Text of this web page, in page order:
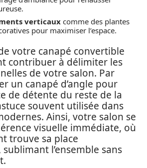
verticaux comme des plantes
pour maximiser l’espace.
votre canapé convertible
contribuer à délimiter les
de votre salon. Par
un canapé d’angle pour
de détente du reste de la
souvent utilisée dans
Ainsi, votre salon se
visuelle immédiate, où
trouve sa place
l’ensemble sans